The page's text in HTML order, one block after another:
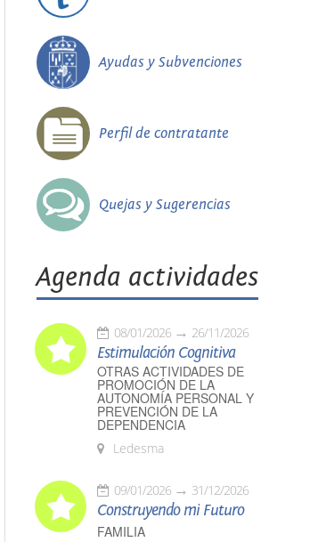
Ayudas y Subvenciones
Perfil de contratante
Quejas y Sugerencias
Agenda actividades
08/01/2026 26/11/2026
Estimulación Cognitiva
OTRAS ACTIVIDADES DE
PROMOCIÓN DE LA
AUTONOMÍA PERSONAL Y
PREVENCIÓN DE LA
DEPENDENCIA
Ledesma
09/01/2026 31/12/2026
Construyendo mi Futuro
FAMILIA